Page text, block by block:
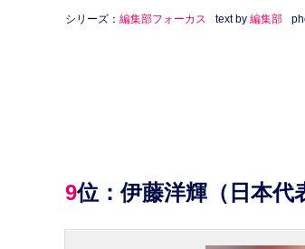
シリーズ： 編集部フォーカス text by 編集部
9位：伊藤洋輝（日本代